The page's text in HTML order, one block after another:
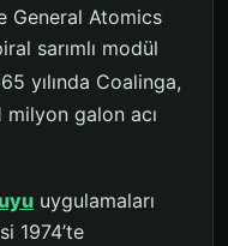
General Atomics
sarımlı modül
yılında Coalinga,
milyon galon acı
uygulamaları
1974’te